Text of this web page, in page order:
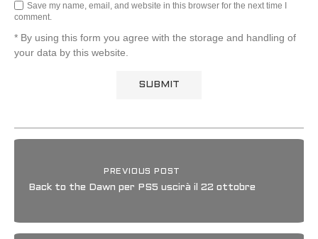
Save my name, email, and website in this browser for the next time I
comment.
* By using this form you agree with the storage and handling of
your data by this website.
PREVIOUS POST
Back to the Dawn per PS5 uscirà il 22 ottobre